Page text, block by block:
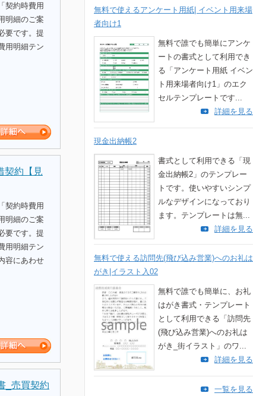
契約時費用
明細のご案
要です。提
用明細テン
契約【見
契約時費用
明細のご案
要です。提
用明細テン
容にあわせ
_売買契約
無料で使えるアンケート用紙| イベント用来場
者向け1
無料で誰でも簡単にアンケ
ートの書式として利用でき
る「アンケート用紙 イベン
ト用来場者向け1」のエク
セルテンプレートです...
詳細を見る
現金出納帳2
書式として利用できる「現
金出納帳2」のテンプレー
トです。使いやすいシンプ
ルなデザインになっており
ます。テンプレートは無...
詳細を見る
無料で使える訪問先(飛び込み営業)へのお礼は
がき|イラスト入02
無料で誰でも簡単に、お礼
はがき書式・テンプレート
として利用できる「訪問先
(飛び込み営業)へのお礼は
がき_街イラスト」のワ...
詳細を見る
一覧を見る